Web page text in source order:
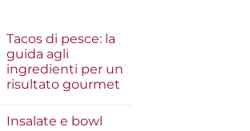
Tacos di pesce: la
guida agli
ingredienti per un
risultato gourmet
su
Insalate e bowl